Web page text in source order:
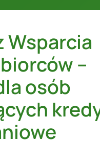
Wsparcia
–
osób